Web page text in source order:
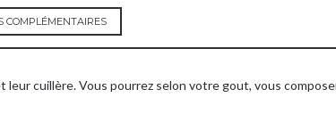
COMPLÉMENTAIRES
cuillère. Vous pourrez selon votre gout, vous